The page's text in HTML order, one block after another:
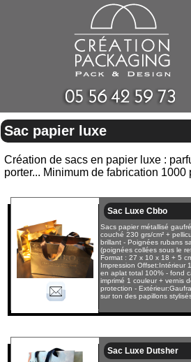
Sac papier luxe
Création de sacs en papier luxe :
porter... Minimum de fabrication 1000
Sac Luxe Cbbo
Sacs papier métallisé
couché 230 grs/cm² +
brillant - Poignées rubans
(poignées collées sous le
Format : 27 x 10 x 18 + 5
Impression Offset:Intérieur
en aplat total 100% - fond
imprimé 1 couleur + vernis
protection -
sur ton des papillons
Sac Luxe Dutsher